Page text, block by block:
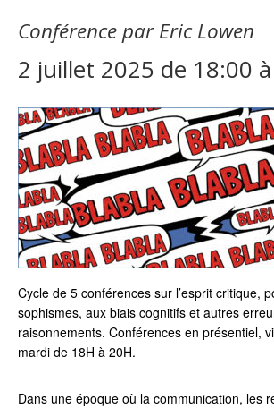
Conférence par Eric Lowen
2 juillet 2025 de 18:00 à
Cycle de 5 conférences sur l’esprit critique,
sophismes, aux biais cognitifs et autres
raisonnements. Conférences en présentiel,
mardi de 18H à 20H.
Dans une époque où la communication, les